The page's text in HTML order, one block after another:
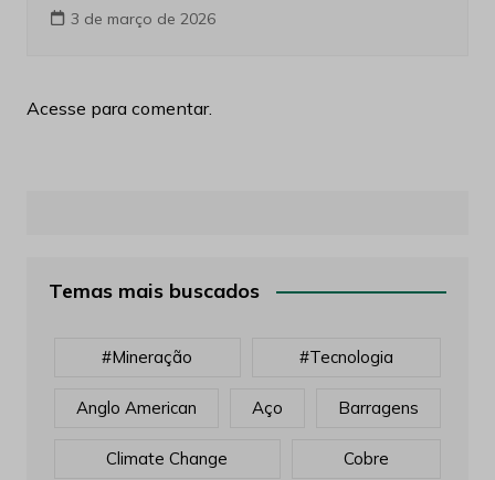
3 de março de 2026
Acesse para comentar.
Temas mais buscados
#mineração #tecnologia
Anglo American Aço Barragens
Climate Change Cobre